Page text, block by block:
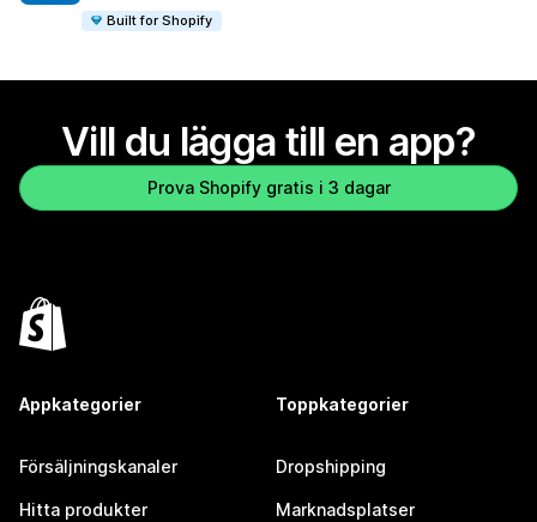
Built for Shopify
Vill du lägga till en app?
Prova Shopify gratis i 3 dagar
Appkategorier
Försäljningskanaler
Hitta produkter
Toppkategorier
Dropshipping
Marknadsplatser